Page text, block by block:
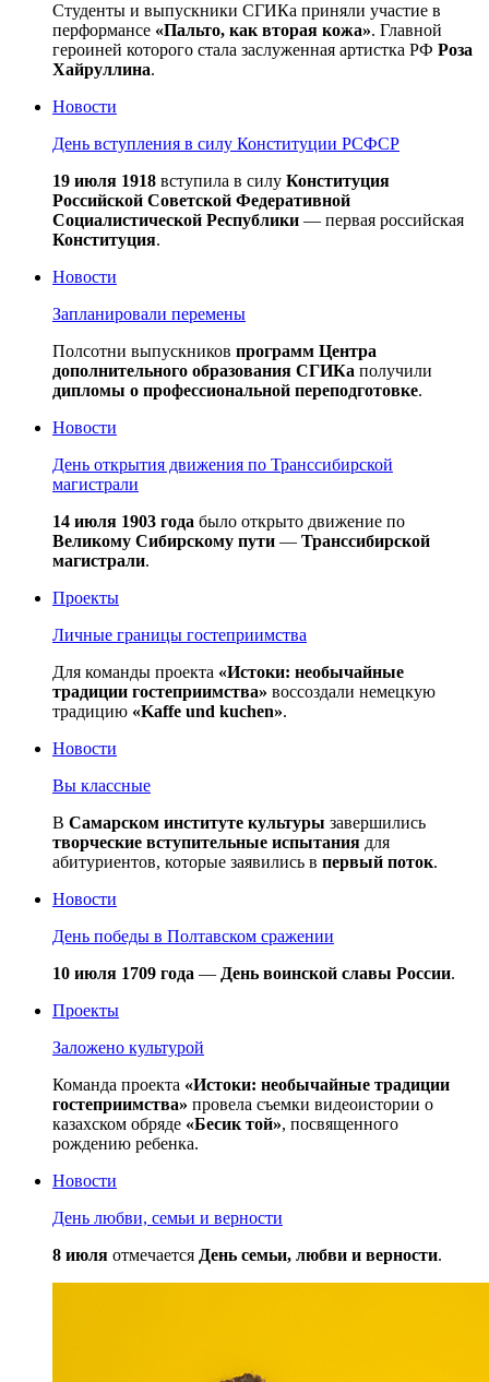
Студенты и выпускники СГИКа приняли участие в
перформансе «Пальто, как вторая кожа». Главной
героиней которого стала заслуженная артистка РФ Роза
Хайруллина.
Новости
День вступления в силу Конституции РСФСР
19 июля 1918 вступила в силу Конституция
Российской Советской Федеративной
Социалистической Республики — первая российская
Конституция.
Новости
Запланировали перемены
Полсотни выпускников программ Центра
дополнительного образования СГИКа получили
дипломы о профессиональной переподготовке.
Новости
День открытия движения по Транссибирской
магистрали
14 июля 1903 года было открыто движение по
Великому Сибирскому пути — Транссибирской
магистрали.
Проекты
Личные границы гостеприимства
Для команды проекта «Истоки: необычайные
традиции гостеприимства» воссоздали немецкую
традицию «Kaffe und kuchen».
Новости
Вы классные
В Самарском институте культуры завершились
творческие вступительные испытания для
абитуриентов, которые заявились в первый поток.
Новости
День победы в Полтавском сражении
10 июля 1709 года — День воинской славы России.
Проекты
Заложено культурой
Команда проекта «Истоки: необычайные традиции
гостеприимства» провела съемки видеоистории о
казахском обряде «Бесик той», посвященного
рождению ребенка.
Новости
День любви, семьи и верности
8 июля отмечается День семьи, любви и верности.